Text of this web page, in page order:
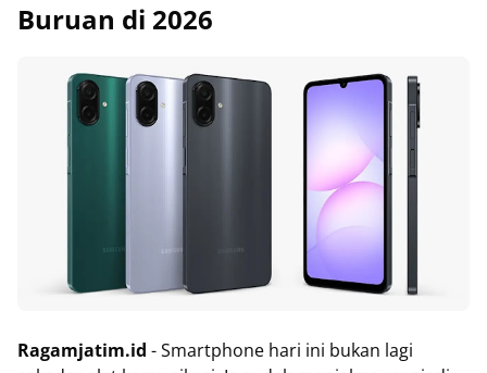
Buruan di 2026
Ragamjatim.id - Smartphone hari ini bukan lagi